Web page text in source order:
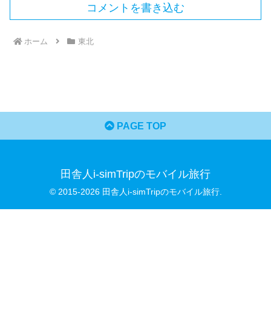
コメントを書き込む
ホーム 東北
PAGE TOP
田舎人i-simTripのモバイル旅行
© 2015-2026 田舎人i-simTripのモバイル旅行.